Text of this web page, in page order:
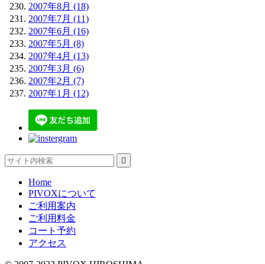
2007年8月 (18)
2007年7月 (11)
2007年6月 (16)
2007年5月 (8)
2007年4月 (13)
2007年3月 (6)
2007年2月 (7)
2007年1月 (12)

Home
PIVOXについて
ご利用案内
ご利用料金
コート予約
アクセス